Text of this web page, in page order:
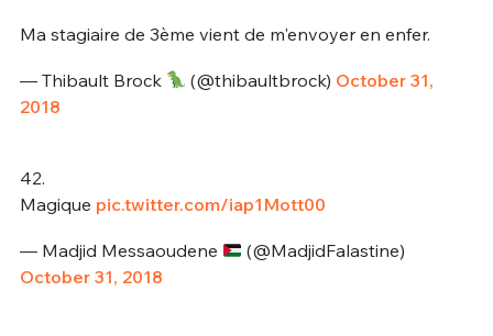
Ma stagiaire de 3ème vient de m'envoyer en enfer.
— Thibault Brock (@thibaultbrock) October 31,
2018
42.
Magique pic.twitter.com/iap1Mott00
— Madjid Messaoudene
(@MadjidFalastine)
October 31, 2018